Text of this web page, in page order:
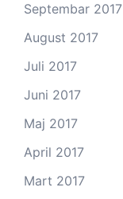
Septembar 2017
August 2017
Juli 2017
Juni 2017
Maj 2017
April 2017
Mart 2017